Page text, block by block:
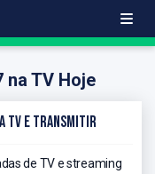
na TV Hoje
TV e Transmitir
de TV e streaming